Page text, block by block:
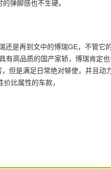
弹脚感也不生硬。
还是再到文中的博瑞GE，不管它
有高品质的国产家轿，博瑞肯定
但是满足日常绝对够使，并且动
比属性的车款，